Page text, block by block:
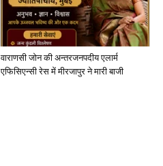
वाराणसी जोन की अन्तरजनपदीय एलार्म
एफिसिएन्सी रेस में मीरजापुर ने मारी बाजी